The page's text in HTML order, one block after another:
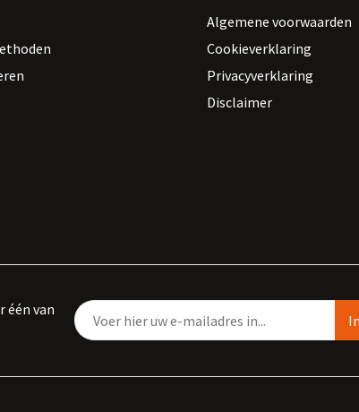
Algemene voorwaarden
Cookieverklaring
Privacyverklaring
Disclaimer
één van